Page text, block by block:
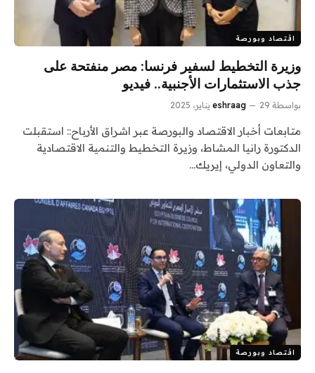
اقتصاد وبورصة
وزيرة التخطيط لسفير فرنسا: مصر منفتحة على
جذب الاستثمارات الأجنبية.. فيديو
بواسطة eshraag 29 يناير، 2025
متابعات أخبار الاقتصاد والبورصة عبر اشراق الأرباح:: استقبلت
الدكتورة رانيا المشاط، وزيرة التخطيط والتنمية الاقتصادية
والتعاون الدولي، إيريك…
اقتصاد وبورصة